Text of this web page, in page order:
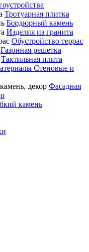
Тротуарная плитка
Бордюрный камень
Изделия из гранита
Обустройство террас
Газонная решетка
Тактильная плита
Стеновые и
Фасадная
камень